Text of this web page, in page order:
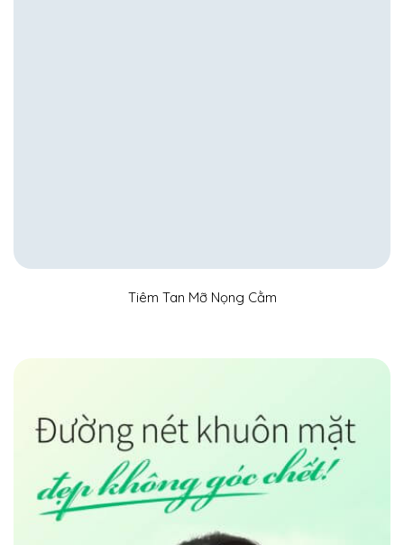
Tiêm Tan Mỡ Nọng Cằm